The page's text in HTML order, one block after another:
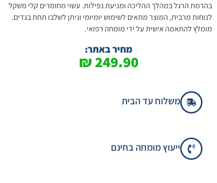
בהרמת הרגל במהלך ההליכה ומניעת נפילות. עשוי מחומרים קלי משקל
לנוחות מרבית, המוצר מתאים לשימוש יומיומי וניתן לשלבו תחת בגדים.
מומלץ להתאמה אישית על ידי מומחה רפואי.
מחיר באתר:
249.90
₪
משלוח עד הבית
ייעוץ מומחה בחינם